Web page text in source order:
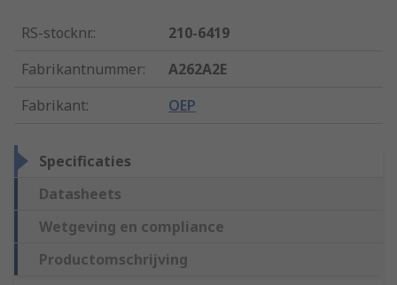
RS-stocknr.:
210-6419
Fabrikantnummer:
A262A2E
Fabrikant: OEP
Specificaties
Datasheets
Wetgeving en compliance
Productomschrijving